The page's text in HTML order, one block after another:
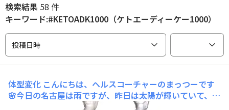
検索結果 58 件
キーワード:#KETOADK1000（ケトエーディーケー1000）
投稿日時
体型変化 こんにちは、ヘルスコーチャーのまっつーです
🌸今日の名古屋は雨ですが、昨日は太陽が輝いていて、本
格的に夏が始まるな～と感じておりました☀️みなさまは熱